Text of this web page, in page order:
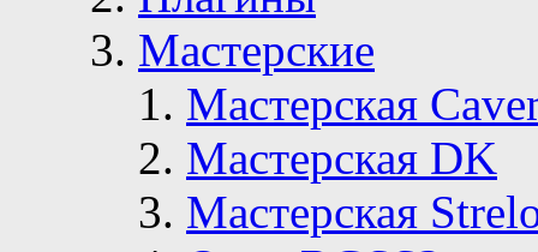
Мастерские
Мастерская
Мастерская DK
Мастерская